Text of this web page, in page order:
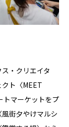
・クリエイタ
ト〈MEET
トマーケットをプ
街夕やけマルシ